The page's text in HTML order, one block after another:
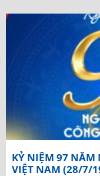
KỶ NIỆM 97 NĂM
VIỆT NAM (28/7/